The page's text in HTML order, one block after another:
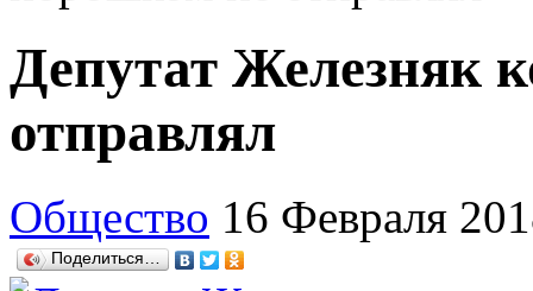
Депутат Железняк
отправлял
Общество 16 Февраля
Поделиться…